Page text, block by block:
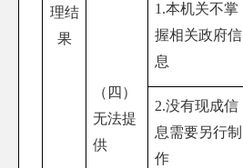
理结
果
（四）
无法提
供
1.本机关不掌
握相关政府信
息
2.没有现成信
息需要另行制
作